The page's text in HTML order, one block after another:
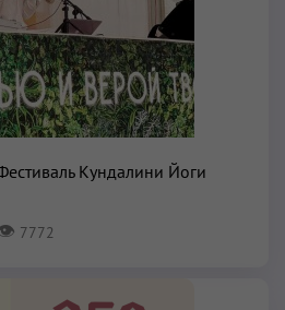
Кундалини Йоги
7772